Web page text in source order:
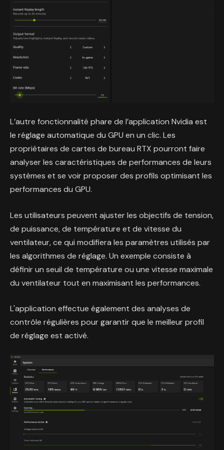
L’autre fonctionnalité phare de l’application Nvidia est
le réglage automatique du GPU en un clic. Les
propriétaires de cartes de bureau RTX pourront faire
analyser les caractéristiques de performances de leurs
systèmes et se voir proposer des profils optimisant les
performances du GPU.
Les utilisateurs peuvent ajuster les objectifs de tension,
de puissance, de température et de vitesse du
ventilateur, ce qui modifiera les paramètres utilisés par
les algorithmes de réglage. Un exemple consiste à
définir un seuil de température ou une vitesse maximale
du ventilateur tout en maximisant les performances.
L'application effectue également des analyses de
contrôle régulières pour garantir que le meilleur profil
de réglage est activé.